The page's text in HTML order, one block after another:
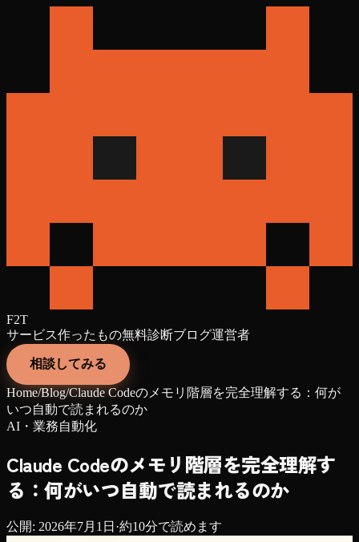
F2T
サービス作ったもの無料診断ブログ運営者
相談してみる
Home/Blog/Claude Codeのメモリ階層を完全理解する：何が
いつ自動で読まれるのか
AI・業務自動化
Claude Codeのメモリ階層を完全理解す
る：何がいつ自動で読まれるのか
公開: 2026年7月1日 ·約10分で読めます